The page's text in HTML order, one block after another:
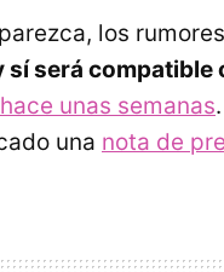
los
sí será
unas semanas
una nota de